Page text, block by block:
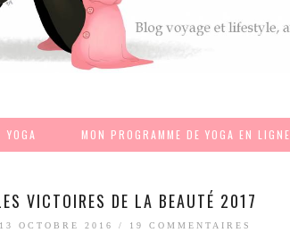
YOGA MON PROGRAMME DE YOGA EN LIGNE
VICTOIRES DE LA BEAUTÉ 2017
13 OCTOBRE 2016 / 19 COMMENTAIRES